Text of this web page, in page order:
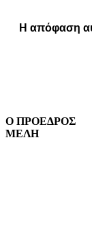
Η απόφαση
Ο ΠΡΟΕΔΡΟΣ
ΜΕΛΗ